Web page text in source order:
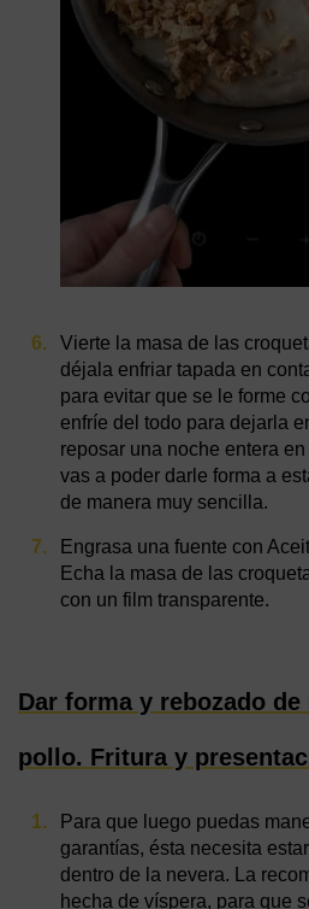
Vierte la masa de las
déjala enfriar tapada en
para evitar que se le forme
enfríe del todo para dejarla
reposar una noche entera
vas a poder darle forma a
de manera muy sencilla.
Engrasa una fuente con
Echa la masa de las
con un film transparente.
Dar forma y rebozado
pollo. Fritura y
Para que luego puedas
garantías, ésta necesita
dentro de la nevera. La
hecha de víspera, para que